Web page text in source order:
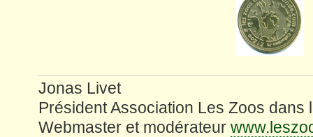
Jonas Livet
Président Association Les Zoos dans
Webmaster et modérateur